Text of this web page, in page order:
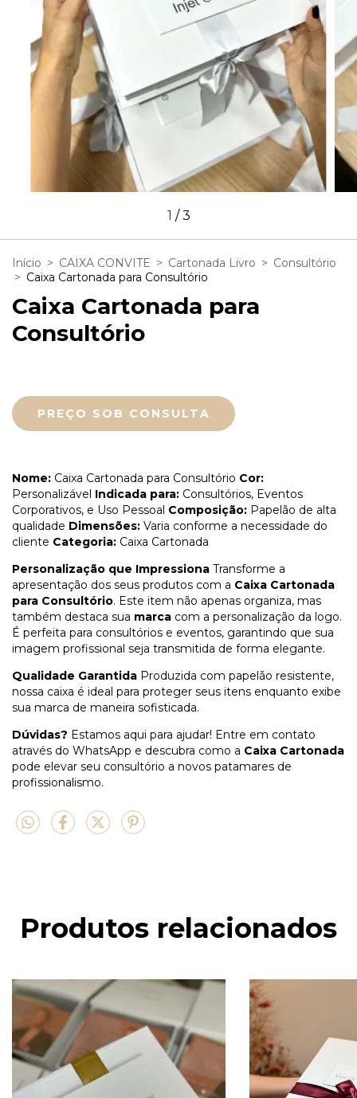
1 /3
Início > CAIXA CONVITE > Cartonada Livro > Consultório
> Caixa Cartonada para Consultório
Caixa Cartonada para
Consultório
Nome: Caixa Cartonada para Consultório Cor:
Personalizável Indicada para: Consultórios, Eventos
Corporativos, e Uso Pessoal Composição: Papelão de alta
qualidade Dimensões: Varia conforme a necessidade do
cliente Categoria: Caixa Cartonada
Personalização que Impressiona Transforme a
apresentação dos seus produtos com a Caixa Cartonada
para Consultório. Este item não apenas organiza, mas
também destaca sua marca com a personalização da logo.
É perfeita para consultórios e eventos, garantindo que sua
imagem profissional seja transmitida de forma elegante.
Qualidade Garantida Produzida com papelão resistente,
nossa caixa é ideal para proteger seus itens enquanto exibe
sua marca de maneira sofisticada.
Dúvidas? Estamos aqui para ajudar! Entre em contato
através do WhatsApp e descubra como a Caixa Cartonada
pode elevar seu consultório a novos patamares de
profissionalismo.
Produtos relacionados